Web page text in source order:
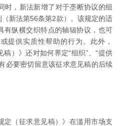
时，新法新增了对于垄断协议的组
新法第56条第2款）。该规定的适
有纵横交织特点的轴辐协议，也可
提供实质性帮助的行为。此外，
稿）》还对如何界定“组织”、“提供
必要密切留意该征求意见稿的后续
定（征求意见稿）》在滥用市场支